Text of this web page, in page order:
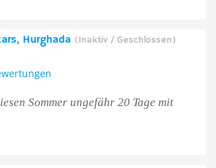
Hurghada (Inaktiv / Geschlossen)
Sommer ungefähr 20 Tage mit